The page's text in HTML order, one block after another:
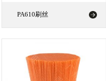
PA610刷丝